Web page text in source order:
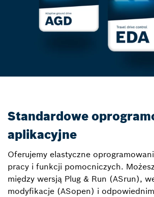
Standardowe
aplikacyjne
Oferujemy elastyczne
pracy i funkcji pomocniczych.
między wersją Plug & Run (ASrun),
modyfikacje (ASopen) i